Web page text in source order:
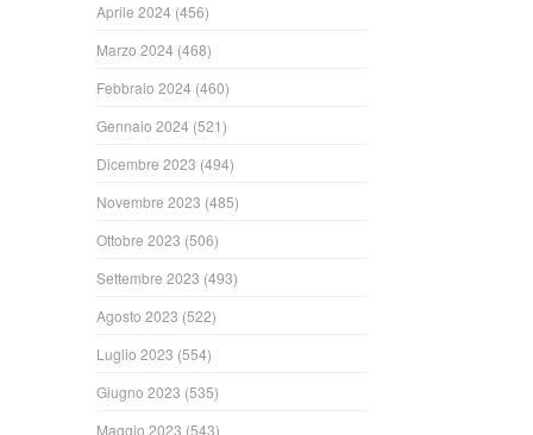
Aprile 2024 (456)
Marzo 2024 (468)
Febbraio 2024 (460)
Gennaio 2024 (521)
Dicembre 2023 (494)
Novembre 2023 (485)
Ottobre 2023 (506)
Settembre 2023 (493)
Agosto 2023 (522)
Luglio 2023 (554)
Giugno 2023 (535)
Maggio 2023 (543)